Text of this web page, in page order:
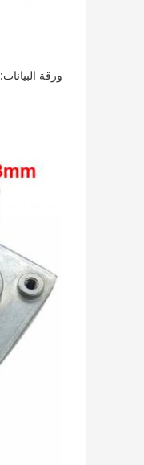
ورقة البيانات: